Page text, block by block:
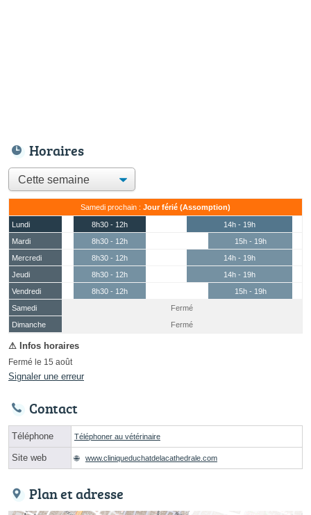
Horaires
Samedi prochain : Jour férié (Assomption)
Lundi 8h30 - 12h
14h - 19h
Mardi
8h30 - 12h
15h - 19h
Mercredi
8h30 - 12h
14h - 19h
Jeudi
8h30 - 12h
14h - 19h
Vendredi
8h30 - 12h
15h - 19h
Samedi
(15 août)
Fermé
Dimanche
Fermé
Fermé le 15 août
Signaler une erreur
Contact
Téléphone Téléphoner au vétérinaire
Site web www.cliniqueduchatdelacathedrale.com
Plan et adresse